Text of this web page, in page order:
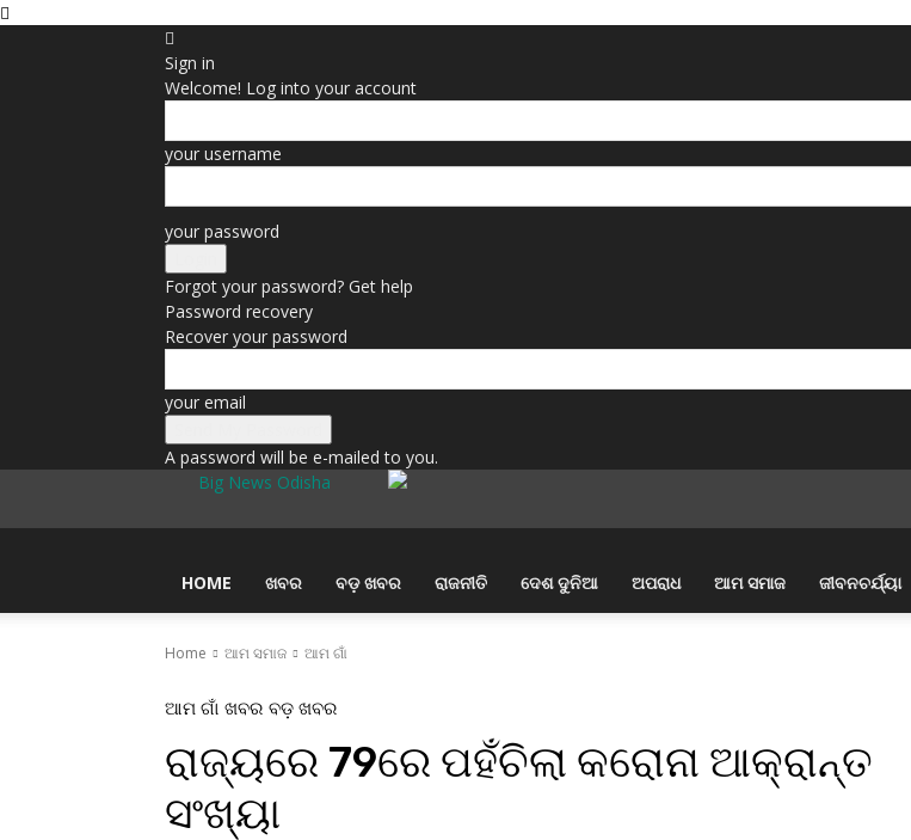
Sign in
Welcome! Log into your account
your username
your password
Forgot your password? Get help
Password recovery
Recover your password
your email
A password will be e-mailed to you.
Big News Odisha
HOME ଖବର ବଡ଼ ଖବର ରାଜନୀତି ଦେଶ ଦୁନିଆ ଅପରାଧ ଆମ ସମାଜ ଜୀବନଚର୍ଯ୍ୟା
Home ଆମ ସମାଜ ଆମ ଗାଁ
ଆମ ଗାଁ ଖବର ବଡ଼ ଖବର
ରାଜ୍ୟରେ 79ରେ ପହଁଚିଲା କରୋନା ଆକ୍ରାନ୍ତ
ସଂଖ୍ୟା